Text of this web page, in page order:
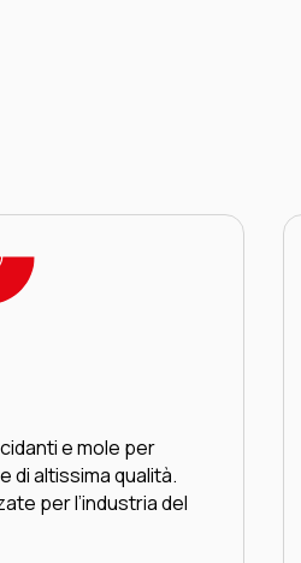
e mole per
di altissima qualità.
per l’industria del